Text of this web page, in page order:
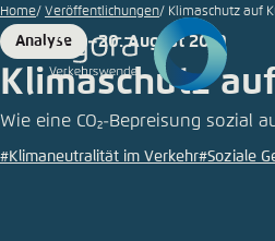
Zum
Hauptinhalt
gehen
Home Veröffentlichungen Klimaschutz auf
Format
Analyse
Date
20. August 2019
Klimaschutz
Wie eine CO₂-Bepreisung sozial
#Klimaneutralität im Verkehr#Soziale
©
AdobeStock/Mario
Hagen